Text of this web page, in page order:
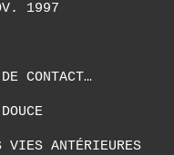
1997
CONTACT…
VIES ANTÉRIEURES